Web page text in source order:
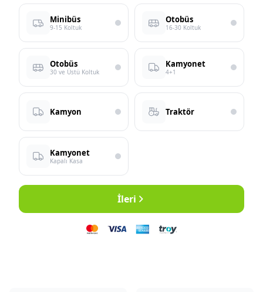
Minibüs
9-15 Koltuk
Otobüs
16-30 Koltuk
Otobüs
30 ve Üstü Koltuk
Kamyonet
4+1
Kamyon Traktör
Kamyonet
Kapalı Kasa
İleri